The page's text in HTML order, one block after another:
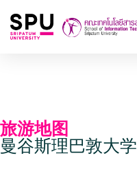
旅游地图
曼谷斯理巴敦大学